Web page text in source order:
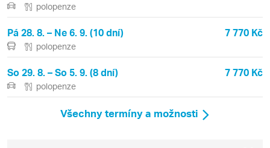
polopenze
Pá 28. 8. – Ne 6. 9. (10 dní) 7 770 Kč
polopenze
So 29. 8. – So 5. 9. (8 dní) 7 770 Kč
polopenze
Všechny termíny a možnosti